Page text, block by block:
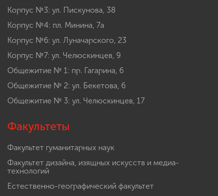
Корпус №3: ул. Пискунова, 38
Корпус №4: пл. Минина, 7а
Корпус №6: ул. Луначарского, 23
Корпус №7: ул. Челюскинцев, 9
Общежитие № 1: пр. Гагарина, 6
Общежитие № 2: ул. Бекетова, 6
Общежитие № 3: ул. Челюскинцев, 17
Факультеты
Факультет гуманитарных наук
Факультет дизайна, изящных искусств и медиа-
технологий
Естественно-географический факультет